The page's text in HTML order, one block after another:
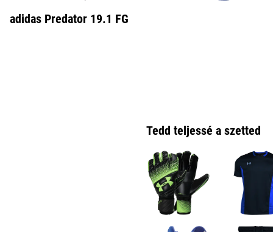
adidas Predator 19.1 FG
Tedd teljessé a szetted